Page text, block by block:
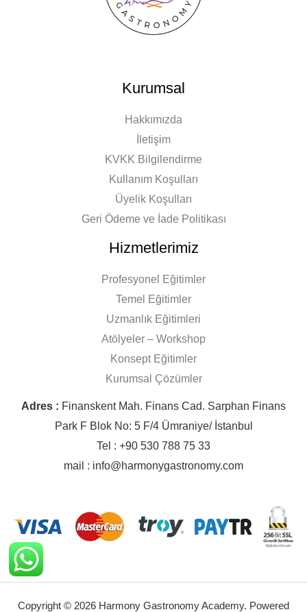
Kurumsal
Hakkımızda
İletişim
KVKK Bilgilendirme
Kullanım Koşulları
Üyelik Koşulları
Geri Ödeme ve İade Politikası
Hizmetlerimiz
Profesyonel Eğitimler
Temel Eğitimler
Uzmanlık Eğitimleri
Atölyeler – Workshop
Konsept Eğitimler
Kurumsal Çözümler
Adres : Finanskent Mah. Finans Cad. Sarphan Finans
Park F Blok No: 5 F/4 Ümraniye/ İstanbul
Tel : +90 530 788 75 33
mail : info@harmonygastronomy.com
Copyright © 2026 Harmony Gastronomy Academy. Powered